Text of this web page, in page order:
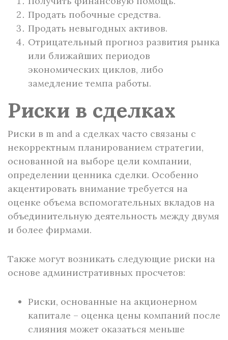
Продать побочные средства.
Продать невыгодных активов.
Отрицательный прогноз развития рынка
или ближайших периодов
экономических циклов, либо
замедление темпа работы.
Риски в сделках
Риски в m and a сделках часто связаны с
некорректным планированием стратегии,
основанной на выборе цели компании,
определении ценника сделки. Особенно
акцентировать внимание требуется на
оценке объема вспомогательных вкладов на
объединительную деятельность между двумя
и более фирмами.
Также могут возникать следующие риски на
основе административных просчетов:
Риски, основанные на акционерном
капитале – оценка цены компаний после
слияния может оказаться меньше